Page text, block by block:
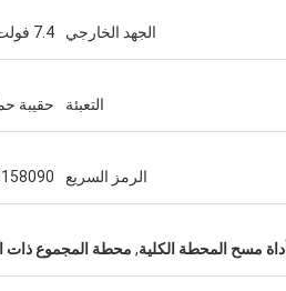
الجهد الخارجي 7.4 فولت تيار مستمر
التعبئة حقيبة
الرمز السريع
أداة مسح المحطة الكلية, محطة المجموع ذات